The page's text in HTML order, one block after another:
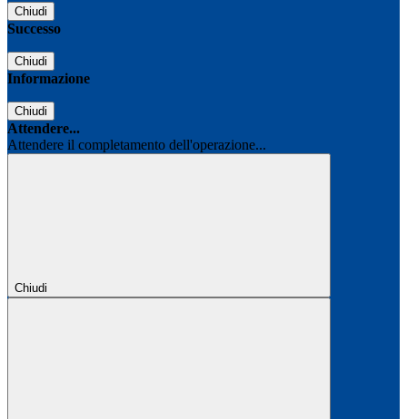
Chiudi
Successo
Chiudi
Informazione
Chiudi
Attendere...
Attendere il completamento dell'operazione...
Chiudi